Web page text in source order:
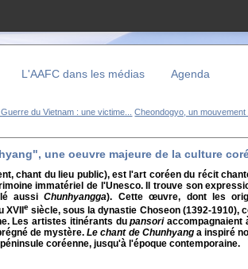
L'AAFC dans les médias Agenda
du Vietnam : une victime... Cheondogyo, un mouvement
une oeuvre majeure de la culture
chant du lieu public), est l'art coréen du récit
immatériel de l'Unesco. Il trouve son
aussiChunhyangga). Cette œuvre, dont les
XVIIe siècle, sous la dynastie Choseon (1392-1910),
Les artistes itinérants dupansoriaccompagnaient
de mystère.Le chant de Chunhyanga inspiré
coréenne, jusqu'à l'époque contemporaine.